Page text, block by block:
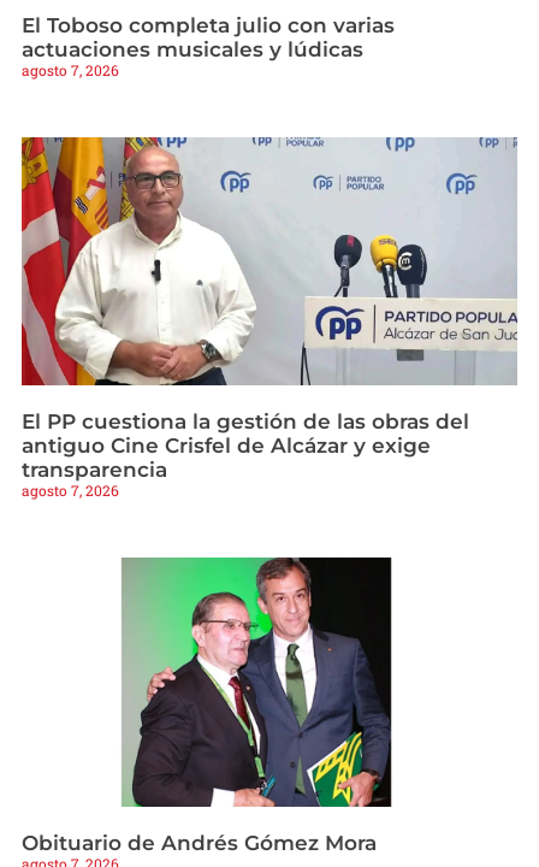
El Toboso completa julio con varias
actuaciones musicales y lúdicas
agosto 7, 2026
El PP cuestiona la gestión de las obras del
antiguo Cine Crisfel de Alcázar y exige
transparencia
agosto 7, 2026
Obituario de Andrés Gómez Mora
agosto 7, 2026